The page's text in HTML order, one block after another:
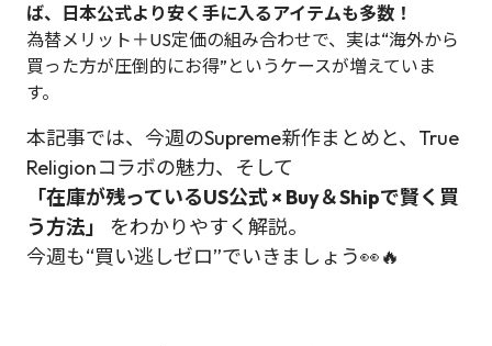
ば、日本公式より安く手に入るアイテムも多数！
為替メリット＋US定価の組み合わせで、実は“海外から
買った方が圧倒的にお得”というケースが増えていま
す。
本記事では、今週のSupreme新作まとめと、True
Religionコラボの魅力、そして
「在庫が残っているUS公式 × Buy＆Shipで賢く買
う方法」
をわかりやすく解説。
今週も“買い逃しゼロ”でいきましょう👀🔥